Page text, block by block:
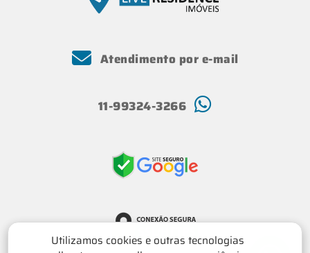
Utilizamos cookies e outras tecnologias
Atendimento por e-mail
11-99324-3266